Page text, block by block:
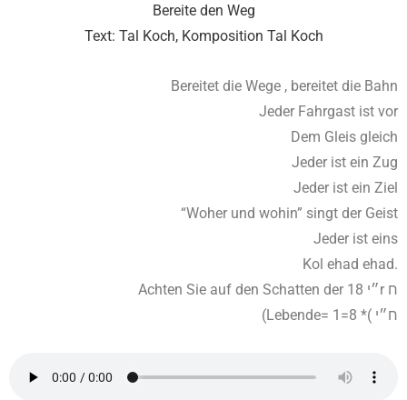
Bereite den Weg
Text: Tal Koch, Komposition Tal Koch
Bereitet die Wege , bereitet die Bahn
Jeder Fahrgast ist vor
Dem Gleis gleich
Jeder ist ein Zug
Jeder ist ein Ziel
“Woher und wohin” singt der Geist
Jeder ist eins
Kol ehad ehad.
Achten Sie auf den Schatten der 18 ״יr ח
(Lebende= 1=8 *( ח״י